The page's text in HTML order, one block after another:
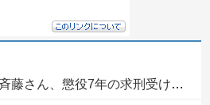
とのTikTokライブ配信がヤバすぎると話題にwwwwwwwwwwwwwwwwwwww